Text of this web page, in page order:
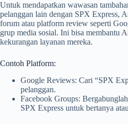
Untuk mendapatkan wawasan
pelanggan lain dengan SPX Express,
forum atau platform review seperti
grup media sosial. Ini bisa membantu
kekurangan layanan mereka.
Contoh Platform:
Google Reviews: Cari “SPX
pelanggan.
Facebook Groups:
SPX Express untuk bertanya